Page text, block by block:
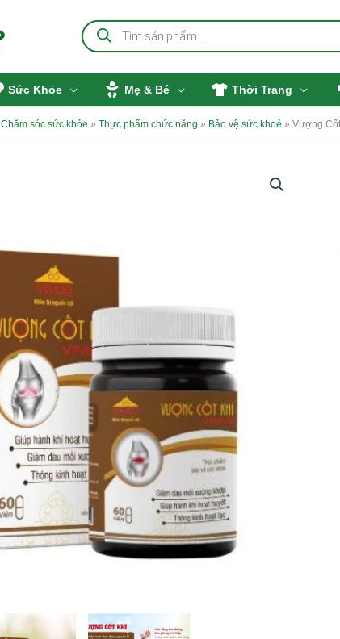
Tìm
kiếm
sản
Sức Khỏe Mẹ & Bé Thời Trang
Chăm sóc sức khỏe » Thực phẩm chức năng » Bảo vệ sức khoẻ » Vượng